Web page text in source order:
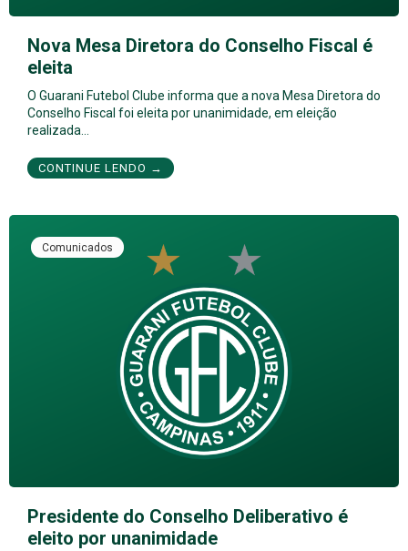
Nova Mesa Diretora do Conselho Fiscal é
eleita
O Guarani Futebol Clube informa que a nova Mesa Diretora do
Conselho Fiscal foi eleita por unanimidade, em eleição
realizada…
CONTINUE LENDO →
Comunicados
Presidente do Conselho Deliberativo é
eleito por unanimidade